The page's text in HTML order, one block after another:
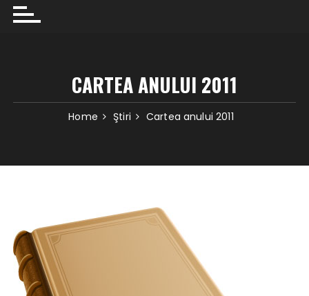
CARTEA ANULUI 2011
Home Ştiri Cartea anului 2011